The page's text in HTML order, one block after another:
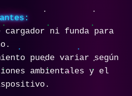
cargador ni funda para
puede variar según
ambientales y el